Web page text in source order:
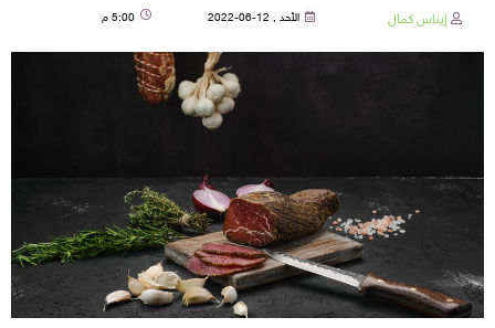
إيناس كمال الأحد , 12-06-2022 5:00 م